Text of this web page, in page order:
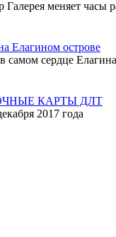
Галерея меняет часы
Елагином острове
самом сердце
КАРТЫ ДЛТ
2017 года